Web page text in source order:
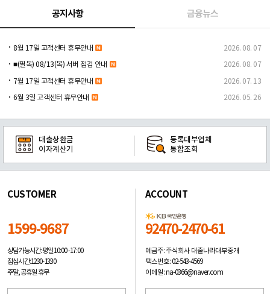
공지사항 금융뉴스
8월 17일 고객센터 휴무안내 2026. 08. 07
■(필독) 08/13(목) 서버 점검 안내 2026. 08. 07
7월 17일 고객센터 휴무안내 2026. 07. 13
6월 3일 고객센터 휴무안내 2026. 05. 26
대출상환금
이자계산기
등록대부업체
통합조회
CUSTOMER
1599-9687
상담가능시간: 평일10:00 -17:00
점심시간: 12:30 - 13:30
주말, 공휴일 휴무
ACCOUNT
92470-2470-61
예금주: 주식회사 대출나라대부중개
팩스번호: 02-543-4569
이메일: na-0366@naver.com